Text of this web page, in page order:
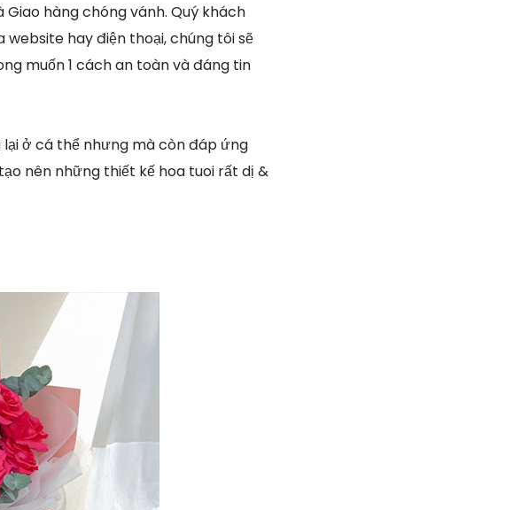
hàng chóng vánh. Quý khách
hay điện thoại, chúng tôi sẽ
muốn 1 cách an toàn và đáng tin
ở cá thể nhưng mà còn đáp ứng
nên những thiết kế hoa tuoi rất dị &